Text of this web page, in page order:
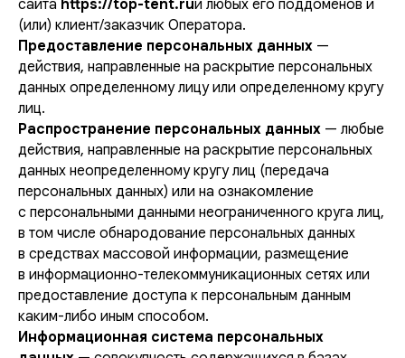
сайта https://top-tent.ruи любых его поддоменов и
(или) клиент/заказчик Оператора.
Предоставление персональных данных —
действия, направленные на раскрытие персональных
данных определенному лицу или определенному кругу
лиц.
Распространение персональных данных — любые
действия, направленные на раскрытие персональных
данных неопределенному кругу лиц (передача
персональных данных) или на ознакомление
с персональными данными неограниченного круга лиц,
в том числе обнародование персональных данных
в средствах массовой информации, размещение
в информационно-телекоммуникационных сетях или
предоставление доступа к персональным данным
каким-либо иным способом.
Информационная система персональных